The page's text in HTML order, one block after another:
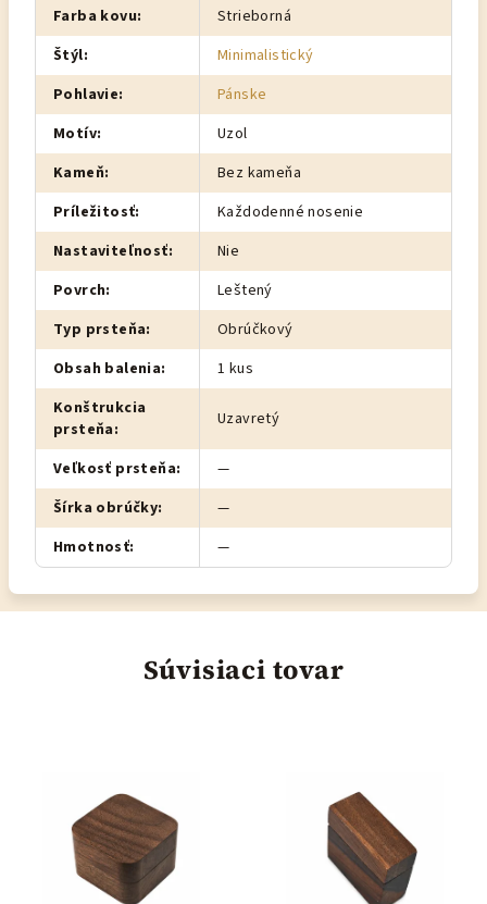
Farba kovu:
Strieborná
Štýl:
Minimalistický
Pohlavie:
Pánske
Motív:
Uzol
Kameň:
Bez kameňa
Príležitosť:
Každodenné nosenie
Nastaviteľnosť:
Nie
Povrch:
Leštený
Typ prsteňa:
Obrúčkový
Obsah balenia:
1 kus
Konštrukcia
prsteňa: Uzavretý
Veľkosť prsteňa:
—
Šírka obrúčky:
—
Hmotnosť: —
Súvisiaci tovar